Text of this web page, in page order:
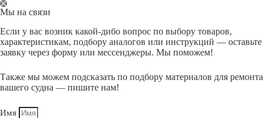
Перейти
к
Мы на связи
Если у вас возник какой-дибо вопрос по выбору товаров,
характеристикам, подбору аналогов или инструкций — оставьте
заявку через форму или мессенджеры. Мы поможем!
Также мы можем подсказать по подбору материалов для ремонта
вашего судна — пишите нам!
Имя